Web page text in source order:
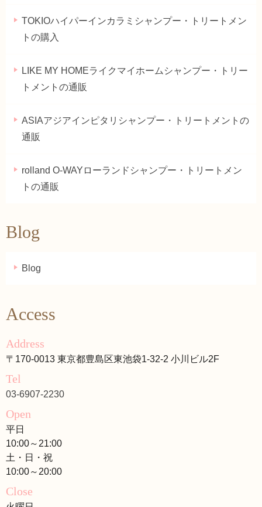
TOKIOハイパーインカラミシャンプー・トリートメン
トの購入
LIKE MY HOMEライクマイホームシャンプー・トリー
トメントの通販
ASIAアジアインピタリシャンプー・トリートメントの
通販
rolland O-WAYローランドシャンプー・トリートメン
トの通販
Blog
Blog
Access
Address
〒170-0013 東京都豊島区東池袋1-32-2 小川ビル2F
Tel
03-6907-2230
Open
平日
10:00～21:00
土・日・祝
10:00～20:00
Close